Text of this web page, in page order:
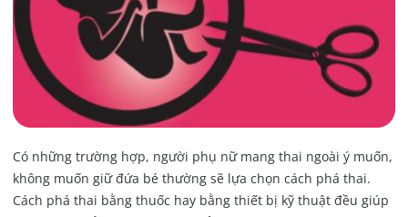
Có những trường hợp, người phụ nữ mang thai ngoài ý muốn,
không muốn giữ đứa bé thường sẽ lựa chọn cách phá thai.
Cách phá thai bằng thuốc hay bằng thiết bị kỹ thuật đều giúp